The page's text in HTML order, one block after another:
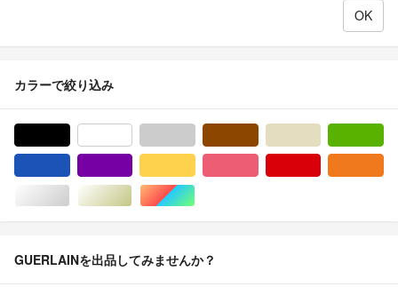
カラーで絞り込み
シルバー/銀色系ゴールド/金色系マルチカラー
GUERLAINを出品してみませんか？